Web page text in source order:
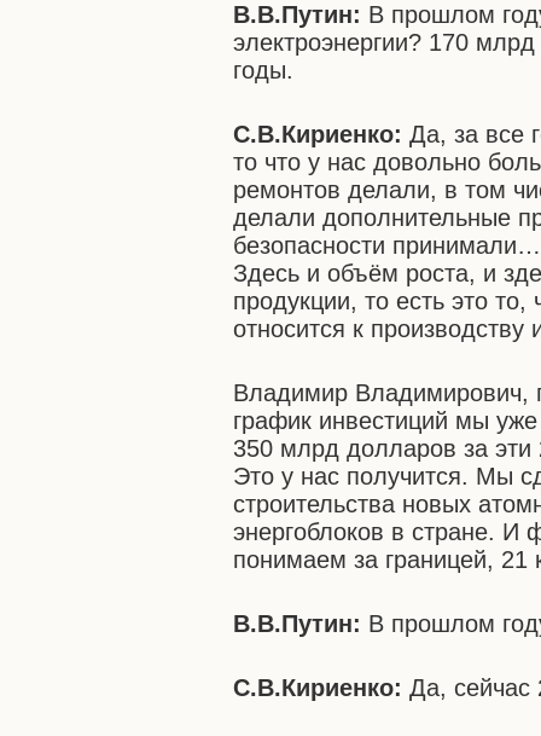
В.В.Путин: В прошлом
электроэнергии? 170
годы.
С.В.Кириенко:Да, за все
то что у нас довольно
ремонтов делали, в том
делали дополнительные
безопасности
Здесь и объём роста, и
продукции, то есть это
относится к производству
Владимир Владимирович,
график инвестиций мы
350 млрд долларов за
Это у нас получится. Мы
строительства новых
энергоблоков в стране. И
понимаем за границей, 21
В.В.Путин: В прошлом
С.В.Кириенко:Да, сейчас